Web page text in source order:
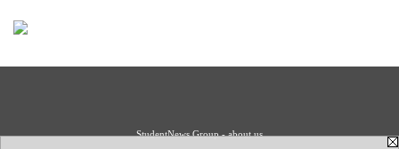
StudentNews Group - about us